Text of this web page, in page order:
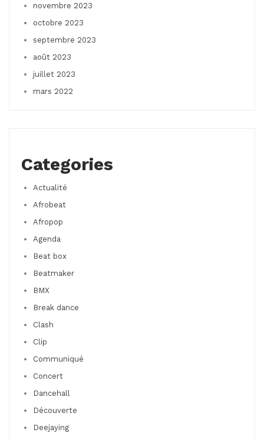
novembre 2023
octobre 2023
septembre 2023
août 2023
juillet 2023
mars 2022
Categories
Actualité
Afrobeat
Afropop
Agenda
Beat box
Beatmaker
BMX
Break dance
Clash
Clip
Communiqué
Concert
Dancehall
Découverte
Deejaying